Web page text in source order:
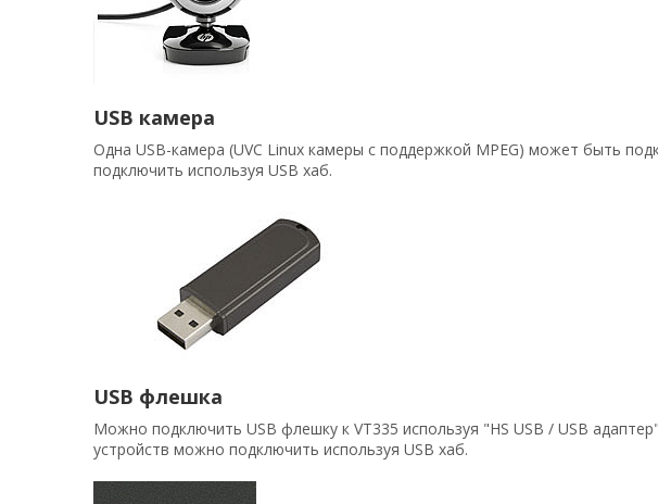
USB камера
Одна USB-камера (UVC Linux камеры с поддержкой MPEG) может быть
подключить используя USB хаб.
USB флешка
Можно подключить USB флешку к VT335 используя "HS USB / USB
устройств можно подключить используя USB хаб.